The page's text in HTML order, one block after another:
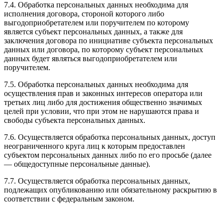
7.4. Обработка персональных данных необходима для
исполнения договора, стороной которого либо
выгодоприобретателем или поручителем по которому
является субъект персональных данных, а также для
заключения договора по инициативе субъекта персональных
данных или договора, по которому субъект персональных
данных будет являться выгодоприобретателем или
поручителем.
7.5. Обработка персональных данных необходима для
осуществления прав и законных интересов оператора или
третьих лиц либо для достижения общественно значимых
целей при условии, что при этом не нарушаются права и
свободы субъекта персональных данных.
7.6. Осуществляется обработка персональных данных, доступ
неограниченного круга лиц к которым предоставлен
субъектом персональных данных либо по его просьбе (далее
— общедоступные персональные данные).
7.7. Осуществляется обработка персональных данных,
подлежащих опубликованию или обязательному раскрытию в
соответствии с федеральным законом.